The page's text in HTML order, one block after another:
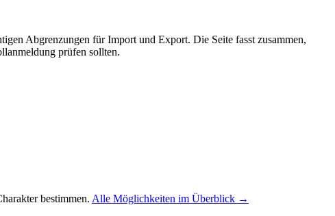
Abgrenzungen für Import und Export. Die Seite fasst zusammen,
prüfen sollten.
bestimmen. Alle Möglichkeiten im Überblick →